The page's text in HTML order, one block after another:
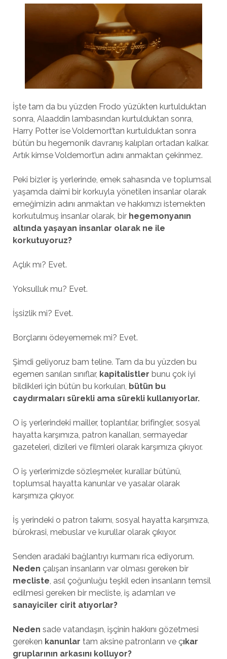
İşte tam da bu yüzden Frodo yüzükten kurtulduktan
sonra, Alaaddin lambasından kurtulduktan sonra,
Harry Potter ise Voldemort’tan kurtulduktan sonra
bütün bu hegemonik davranış kalıpları ortadan kalkar.
Artık kimse Voldemort’un adını anmaktan çekinmez.
Peki bizler iş yerlerinde, emek sahasında ve toplumsal
yaşamda daimi bir korkuyla yönetilen insanlar olarak
emeğimizin adını anmaktan ve hakkımızı istemekten
korkutulmuş insanlar olarak, bir hegemonyanın
altında yaşayan insanlar olarak ne ile
korkutuyoruz?
Açlık mı? Evet.
Yoksulluk mu? Evet.
İşsizlik mi? Evet.
Borçlarını ödeyememek mi? Evet.
Şimdi geliyoruz bam teline. Tam da bu yüzden bu
egemen sanılan sınıflar, kapitalistler bunu çok iyi
bildikleri için bütün bu korkuları, bütün bu
caydırmaları sürekli ama sürekli kullanıyorlar.
O iş yerlerindeki mailler, toplantılar, brifingler, sosyal
hayatta karşımıza, patron kanalları, sermayedar
gazeteleri, dizileri ve filmleri olarak karşımıza çıkıyor.
O iş yerlerimizde sözleşmeler, kurallar bütünü,
toplumsal hayatta kanunlar ve yasalar olarak
karşımıza çıkıyor.
İş yerindeki o patron takımı, sosyal hayatta karşımıza,
bürokrasi, mebuslar ve kurullar olarak çıkıyor.
Senden aradaki bağlantıyı kurmanı rica ediyorum.
Neden çalışan insanların var olması gereken bir
mecliste, asıl çoğunluğu teşkil eden insanların temsil
edilmesi gereken bir mecliste, iş adamları ve
sanayiciler cirit atıyorlar?
Neden sade vatandaşın, işçinin hakkını gözetmesi
gereken kanunlar tam aksine patronların ve çıkar
gruplarının arkasını kolluyor?